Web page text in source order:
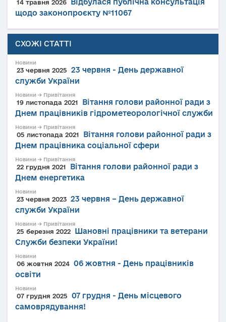
14 травня 2026
щодо законопроєкту №11067
СХОЖІ СТАТТІ
Новини
23 червня 2025
23 червня - День державної
служби України
Новини → Привітання
19 листопада 2021
Вітання голови районної ради з
Днем працівників гідрометеорологічної служби
Новини → Привітання
05 листопада 2021
Вітання голови районної ради з
Днем працівника соціальної сфери
Новини → Привітання
22 грудня 2021
Вітання голови районної ради з
Днем енергетика
Новини
23 червня 2023 23 червня – День державної
служби України
Новини → Привітання
25 березня 2022
Шановні працівники та ветерани
Служби безпеки України!
Новини
06 жовтня 2024 06 жовтня - День працівників
освіти
Новини
07 грудня 2025
07 грудня - День місцевого
самоврядування!